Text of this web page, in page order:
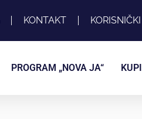
KONTAKT
PROGRAM „NOVA JA“